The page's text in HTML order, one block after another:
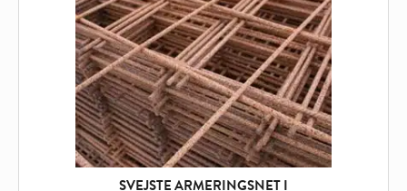
SVEJSTE ARMERINGSNET I